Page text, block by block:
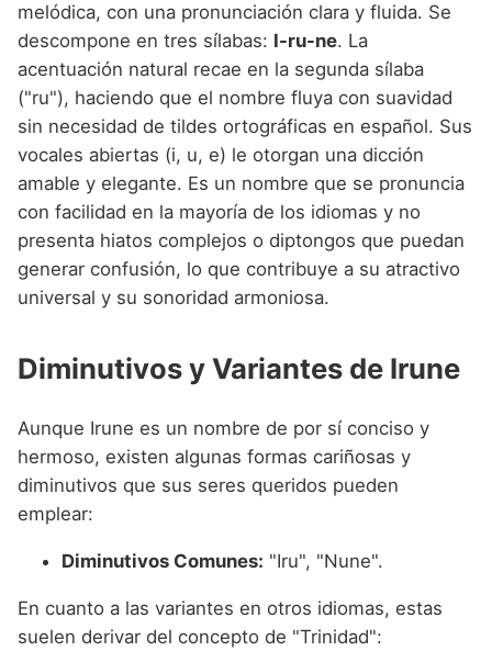
melódica, con una pronunciación clara y fluida. Se
descompone en tres sílabas: I-ru-ne. La
acentuación natural recae en la segunda sílaba
("ru"), haciendo que el nombre fluya con suavidad
sin necesidad de tildes ortográficas en español. Sus
vocales abiertas (i, u, e) le otorgan una dicción
amable y elegante. Es un nombre que se pronuncia
con facilidad en la mayoría de los idiomas y no
presenta hiatos complejos o diptongos que puedan
generar confusión, lo que contribuye a su atractivo
universal y su sonoridad armoniosa.
Diminutivos y Variantes de Irune
Aunque Irune es un nombre de por sí conciso y
hermoso, existen algunas formas cariñosas y
diminutivos que sus seres queridos pueden
emplear:
Diminutivos Comunes: "Iru", "Nune".
En cuanto a las variantes en otros idiomas, estas
suelen derivar del concepto de "Trinidad":